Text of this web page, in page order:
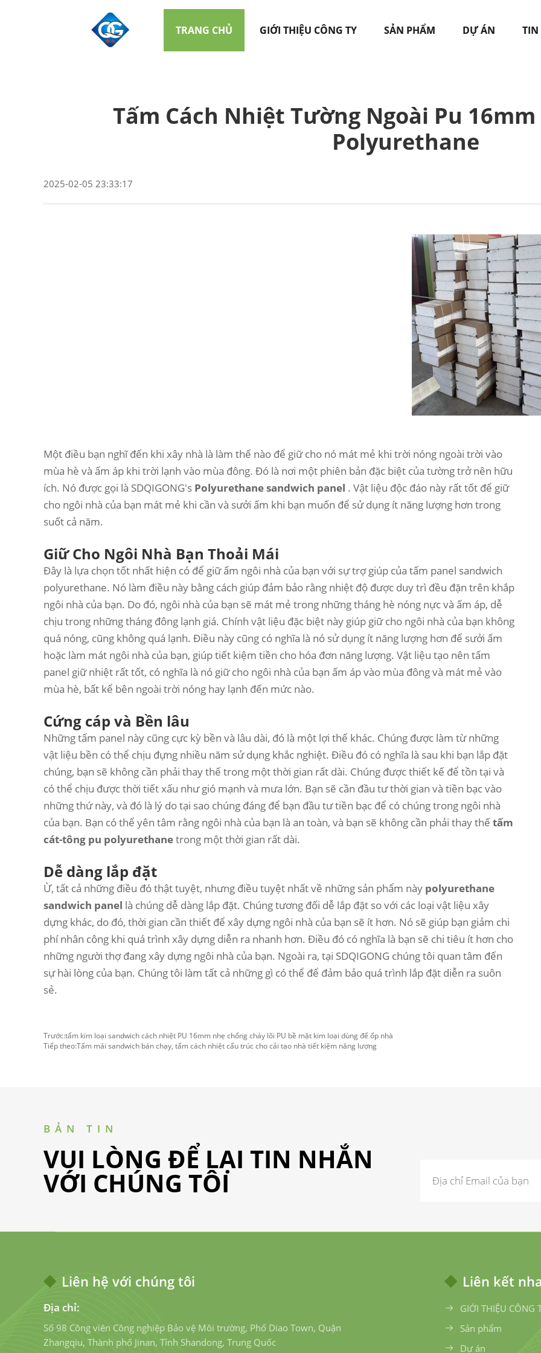
TRANG CHỦ GIỚI THIỆU CÔNG TY SẢN PHẨM DỰ ÁN TIN
Tấm Cách Nhiệt Tường Ngoài Pu
Polyurethane
2025-02-05 23:33:17
Một điều bạn nghĩ đến khi xây nhà là làm thế nào để giữ cho nó mát mẻ khi trời nóng ngoài trời vào
mùa hè và ấm áp khi trời lạnh vào mùa đông. Đó là nơi một phiên bản đặc biệt của tường trở nên hữu
ích. Nó được gọi là SDQIGONG's Polyurethane sandwich panel . Vật liệu độc đáo này rất tốt để giữ
cho ngôi nhà của bạn mát mẻ khi cần và sưởi ấm khi bạn muốn để sử dụng ít năng lượng hơn trong
suốt cả năm.
Giữ Cho Ngôi Nhà Bạn Thoải Mái
Đây là lựa chọn tốt nhất hiện có để giữ ấm ngôi nhà của bạn với sự trợ giúp của tấm panel sandwich
polyurethane. Nó làm điều này bằng cách giúp đảm bảo rằng nhiệt độ được duy trì đều đặn trên khắp
ngôi nhà của bạn. Do đó, ngôi nhà của bạn sẽ mát mẻ trong những tháng hè nóng nực và ấm áp, dễ
chịu trong những tháng đông lạnh giá. Chính vật liệu đặc biệt này giúp giữ cho ngôi nhà của bạn không
quá nóng, cũng không quá lạnh. Điều này cũng có nghĩa là nó sử dụng ít năng lượng hơn để sưởi ấm
hoặc làm mát ngôi nhà của bạn, giúp tiết kiệm tiền cho hóa đơn năng lượng. Vật liệu tạo nên tấm
panel giữ nhiệt rất tốt, có nghĩa là nó giữ cho ngôi nhà của bạn ấm áp vào mùa đông và mát mẻ vào
mùa hè, bất kể bên ngoài trời nóng hay lạnh đến mức nào.
Cứng cáp và Bền lâu
Những tấm panel này cũng cực kỳ bền và lâu dài, đó là một lợi thế khác. Chúng được làm từ những
vật liệu bền có thể chịu đựng nhiều năm sử dụng khắc nghiệt. Điều đó có nghĩa là sau khi bạn lắp đặt
chúng, bạn sẽ không cần phải thay thế trong một thời gian rất dài. Chúng được thiết kế để tồn tại và
có thể chịu được thời tiết xấu như gió mạnh và mưa lớn. Bạn sẽ cần đầu tư thời gian và tiền bạc vào
những thứ này, và đó là lý do tại sao chúng đáng để bạn đầu tư tiền bạc để có chúng trong ngôi nhà
của bạn. Bạn có thể yên tâm rằng ngôi nhà của bạn là an toàn, và bạn sẽ không cần phải thay thế tấm
cát-tông pu polyurethanetrong một thời gian rất dài.
Dễ dàng lắp đặt
Ừ, tất cả những điều đó thật tuyệt, nhưng điều tuyệt nhất về những sản phẩm này polyurethane
sandwich panel là chúng dễ dàng lắp đặt. Chúng tương đối dễ lắp đặt so với các loại vật liệu xây
dựng khác, do đó, thời gian cần thiết để xây dựng ngôi nhà của bạn sẽ ít hơn. Nó sẽ giúp bạn giảm chi
phí nhân công khi quá trình xây dựng diễn ra nhanh hơn. Điều đó có nghĩa là bạn sẽ chi tiêu ít hơn cho
những người thợ đang xây dựng ngôi nhà của bạn. Ngoài ra, tại SDQIGONG chúng tôi quan tâm đến
sự hài lòng của bạn. Chúng tôi làm tất cả những gì có thể để đảm bảo quá trình lắp đặt diễn ra suôn
sẻ.
Trước:tấm kim loại sandwich cách nhiệt PU 16mm nhẹ chống cháy lõi PU bề mặt kim loại dùng để ốp nhà
Tiếp theo:Tấm mái sandwich bán chạy, tấm cách nhiệt cấu trúc cho cải tạo nhà tiết kiệm năng lượng
BẢN TIN
VUI LÒNG ĐỂ LẠI TIN NHẮN
VỚI CHÚNG TÔI
Liên hệ với chúng tôi
Địa chỉ:
Số 98 Công viên Công nghiệp Bảo vệ Môi trường, Phố Diao Town, Quận
Zhangqiu, Thành phố Jinan, Tỉnh Shandong, Trung Quốc
Liên kết
GIỚI THIỆU CÔNG
Sản phẩm
Dự án